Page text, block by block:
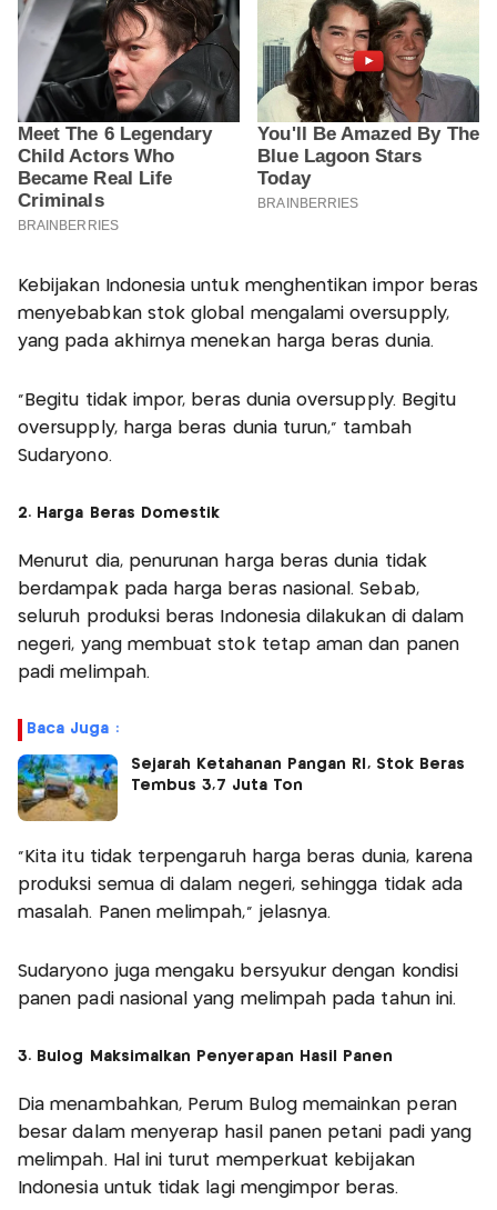
Kebijakan Indonesia untuk menghentikan impor beras
menyebabkan stok global mengalami oversupply,
yang pada akhirnya menekan harga beras dunia.
"Begitu tidak impor, beras dunia oversupply. Begitu
oversupply, harga beras dunia turun," tambah
Sudaryono.
2. Harga Beras Domestik
Menurut dia, penurunan harga beras dunia tidak
berdampak pada harga beras nasional. Sebab,
seluruh produksi beras Indonesia dilakukan di dalam
negeri, yang membuat stok tetap aman dan panen
padi melimpah.
Baca Juga :
Sejarah Ketahanan Pangan RI, Stok Beras
Tembus 3,7 Juta Ton
"Kita itu tidak terpengaruh harga beras dunia, karena
produksi semua di dalam negeri, sehingga tidak ada
masalah. Panen melimpah," jelasnya.
Sudaryono juga mengaku bersyukur dengan kondisi
panen padi nasional yang melimpah pada tahun ini.
3. Bulog Maksimalkan Penyerapan Hasil Panen
Dia menambahkan, Perum Bulog memainkan peran
besar dalam menyerap hasil panen petani padi yang
melimpah. Hal ini turut memperkuat kebijakan
Indonesia untuk tidak lagi mengimpor beras.